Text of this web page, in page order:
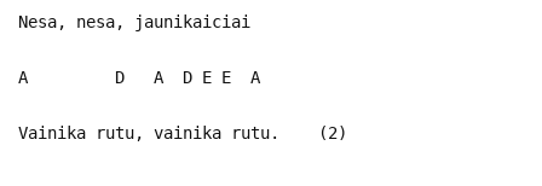
Nesa, nesa, jaunikaiciai
A D A D E E A
Vainika rutu, vainika rutu. (2)